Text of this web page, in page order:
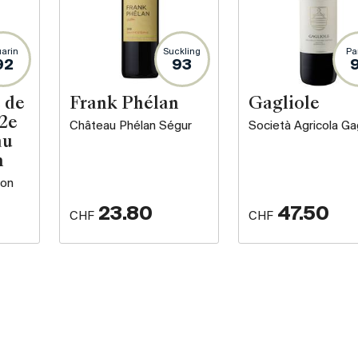
de
Suckling
93
Frank Phélan
Château Phélan Ségur
CHF 23.80
Gagliole
Società Agricola
CHF 47.50